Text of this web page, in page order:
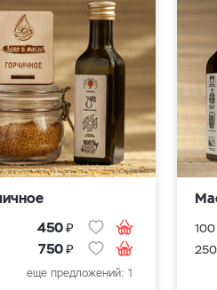
450₽
750₽
еще предложений: 1
100